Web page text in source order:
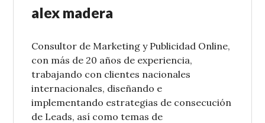
alex madera
Consultor de Marketing y Publicidad Online,
con más de 20 años de experiencia,
trabajando con clientes nacionales
internacionales, diseñando e
implementando estrategias de consecución
de Leads, así como temas de